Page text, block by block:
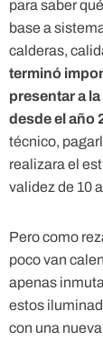
para saber
base a
calderas,
terminó
presentar a
desde el año
técnico,
realizara el
validez de 10
Pero como
poco van
apenas
estos
con una